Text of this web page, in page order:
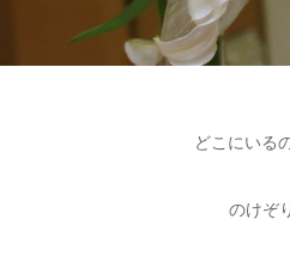
どこにいる
のけぞ